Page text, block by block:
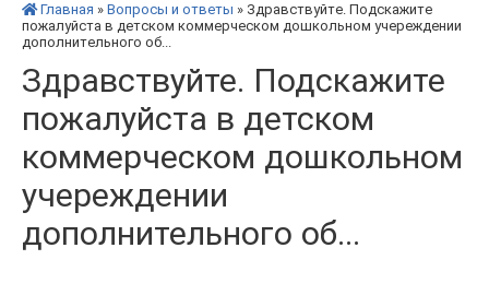
Главная » Вопросы и ответы » Здравствуйте. Подскажите
пожалуйста в детском коммерческом дошкольном учереждении
дополнительного об...
Здравствуйте. Подскажите
пожалуйста в детском
коммерческом дошкольном
учереждении
дополнительного об...